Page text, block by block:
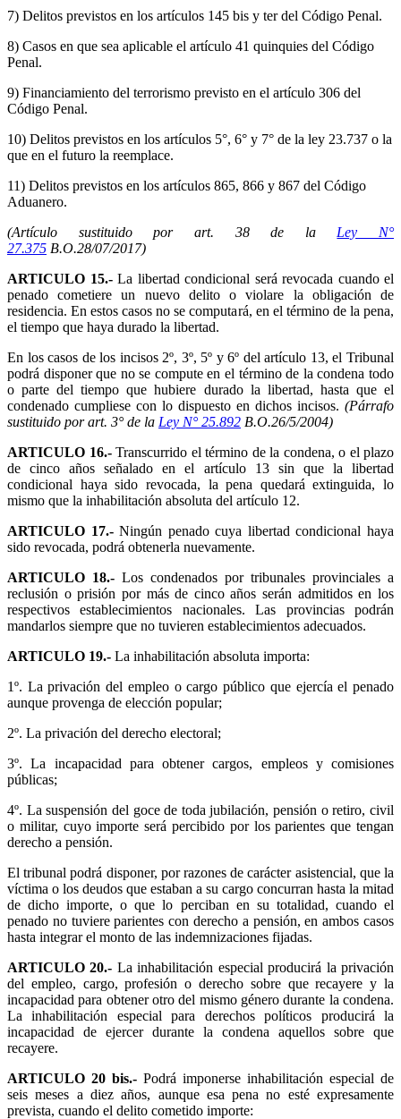
7) Delitos previstos en los artículos 145 bis y ter del Código Penal.
8) Casos en que sea aplicable el artículo 41 quinquies del Código
Penal.
9) Financiamiento del terrorismo previsto en el artículo 306 del
Código Penal.
10) Delitos previstos en los artículos 5°, 6° y 7° de la ley 23.737 o la
que en el futuro la reemplace.
11) Delitos previstos en los artículos 865, 866 y 867 del Código
Aduanero.
(Artículo sustituido por art. 38 de la Ley N°
27.375 B.O.28/07/2017)
ARTICULO 15.-La libertad condicional será revocada cuando el
penado cometiere un nuevo delito o violare la obligación de
residencia. En estos casos no se computará, en el término de la pena,
el tiempo que haya durado la libertad.
En los casos de los incisos 2º, 3º, 5º y 6º del artículo 13, el Tribunal
podrá disponer que no se compute en el término de la condena todo
o parte del tiempo que hubiere durado la libertad, hasta que el
condenado cumpliese con lo dispuesto en dichos incisos. (Párrafo
sustituido por art. 3° de la Ley N° 25.892 B.O.26/5/2004)
ARTICULO 16.-Transcurrido el término de la condena, o el plazo
de cinco años señalado en el artículo 13 sin que la libertad
condicional haya sido revocada, la pena quedará extinguida, lo
mismo que la inhabilitación absoluta del artículo 12.
ARTICULO 17.-Ningún penado cuya libertad condicional haya
sido revocada, podrá obtenerla nuevamente.
ARTICULO 18.- Los condenados por tribunales provinciales a
reclusión o prisión por más de cinco años serán admitidos en los
respectivos establecimientos nacionales. Las provincias podrán
mandarlos siempre que no tuvieren establecimientos adecuados.
ARTICULO 19.- La inhabilitación absoluta importa:
1º. La privación del empleo o cargo público que ejercía el penado
aunque provenga de elección popular;
2º. La privación del derecho electoral;
3º. La incapacidad para obtener cargos, empleos y comisiones
públicas;
4º. La suspensión del goce de toda jubilación, pensión o retiro, civil
o militar, cuyo importe será percibido por los parientes que tengan
derecho a pensión.
El tribunal podrá disponer, por razones de carácter asistencial, que la
víctima o los deudos que estaban a su cargo concurran hasta la mitad
de dicho importe, o que lo perciban en su totalidad, cuando el
penado no tuviere parientes con derecho a pensión, en ambos casos
hasta integrar el monto de las indemnizaciones fijadas.
ARTICULO 20.- La inhabilitación especial producirá la privación
del empleo, cargo, profesión o derecho sobre que recayere y la
incapacidad para obtener otro del mismo género durante la condena.
La inhabilitación especial para derechos políticos producirá la
incapacidad de ejercer durante la condena aquellos sobre que
recayere.
ARTICULO 20 bis.- Podrá imponerse inhabilitación especial de
seis meses a diez años, aunque esa pena no esté expresamente
prevista, cuando el delito cometido importe: